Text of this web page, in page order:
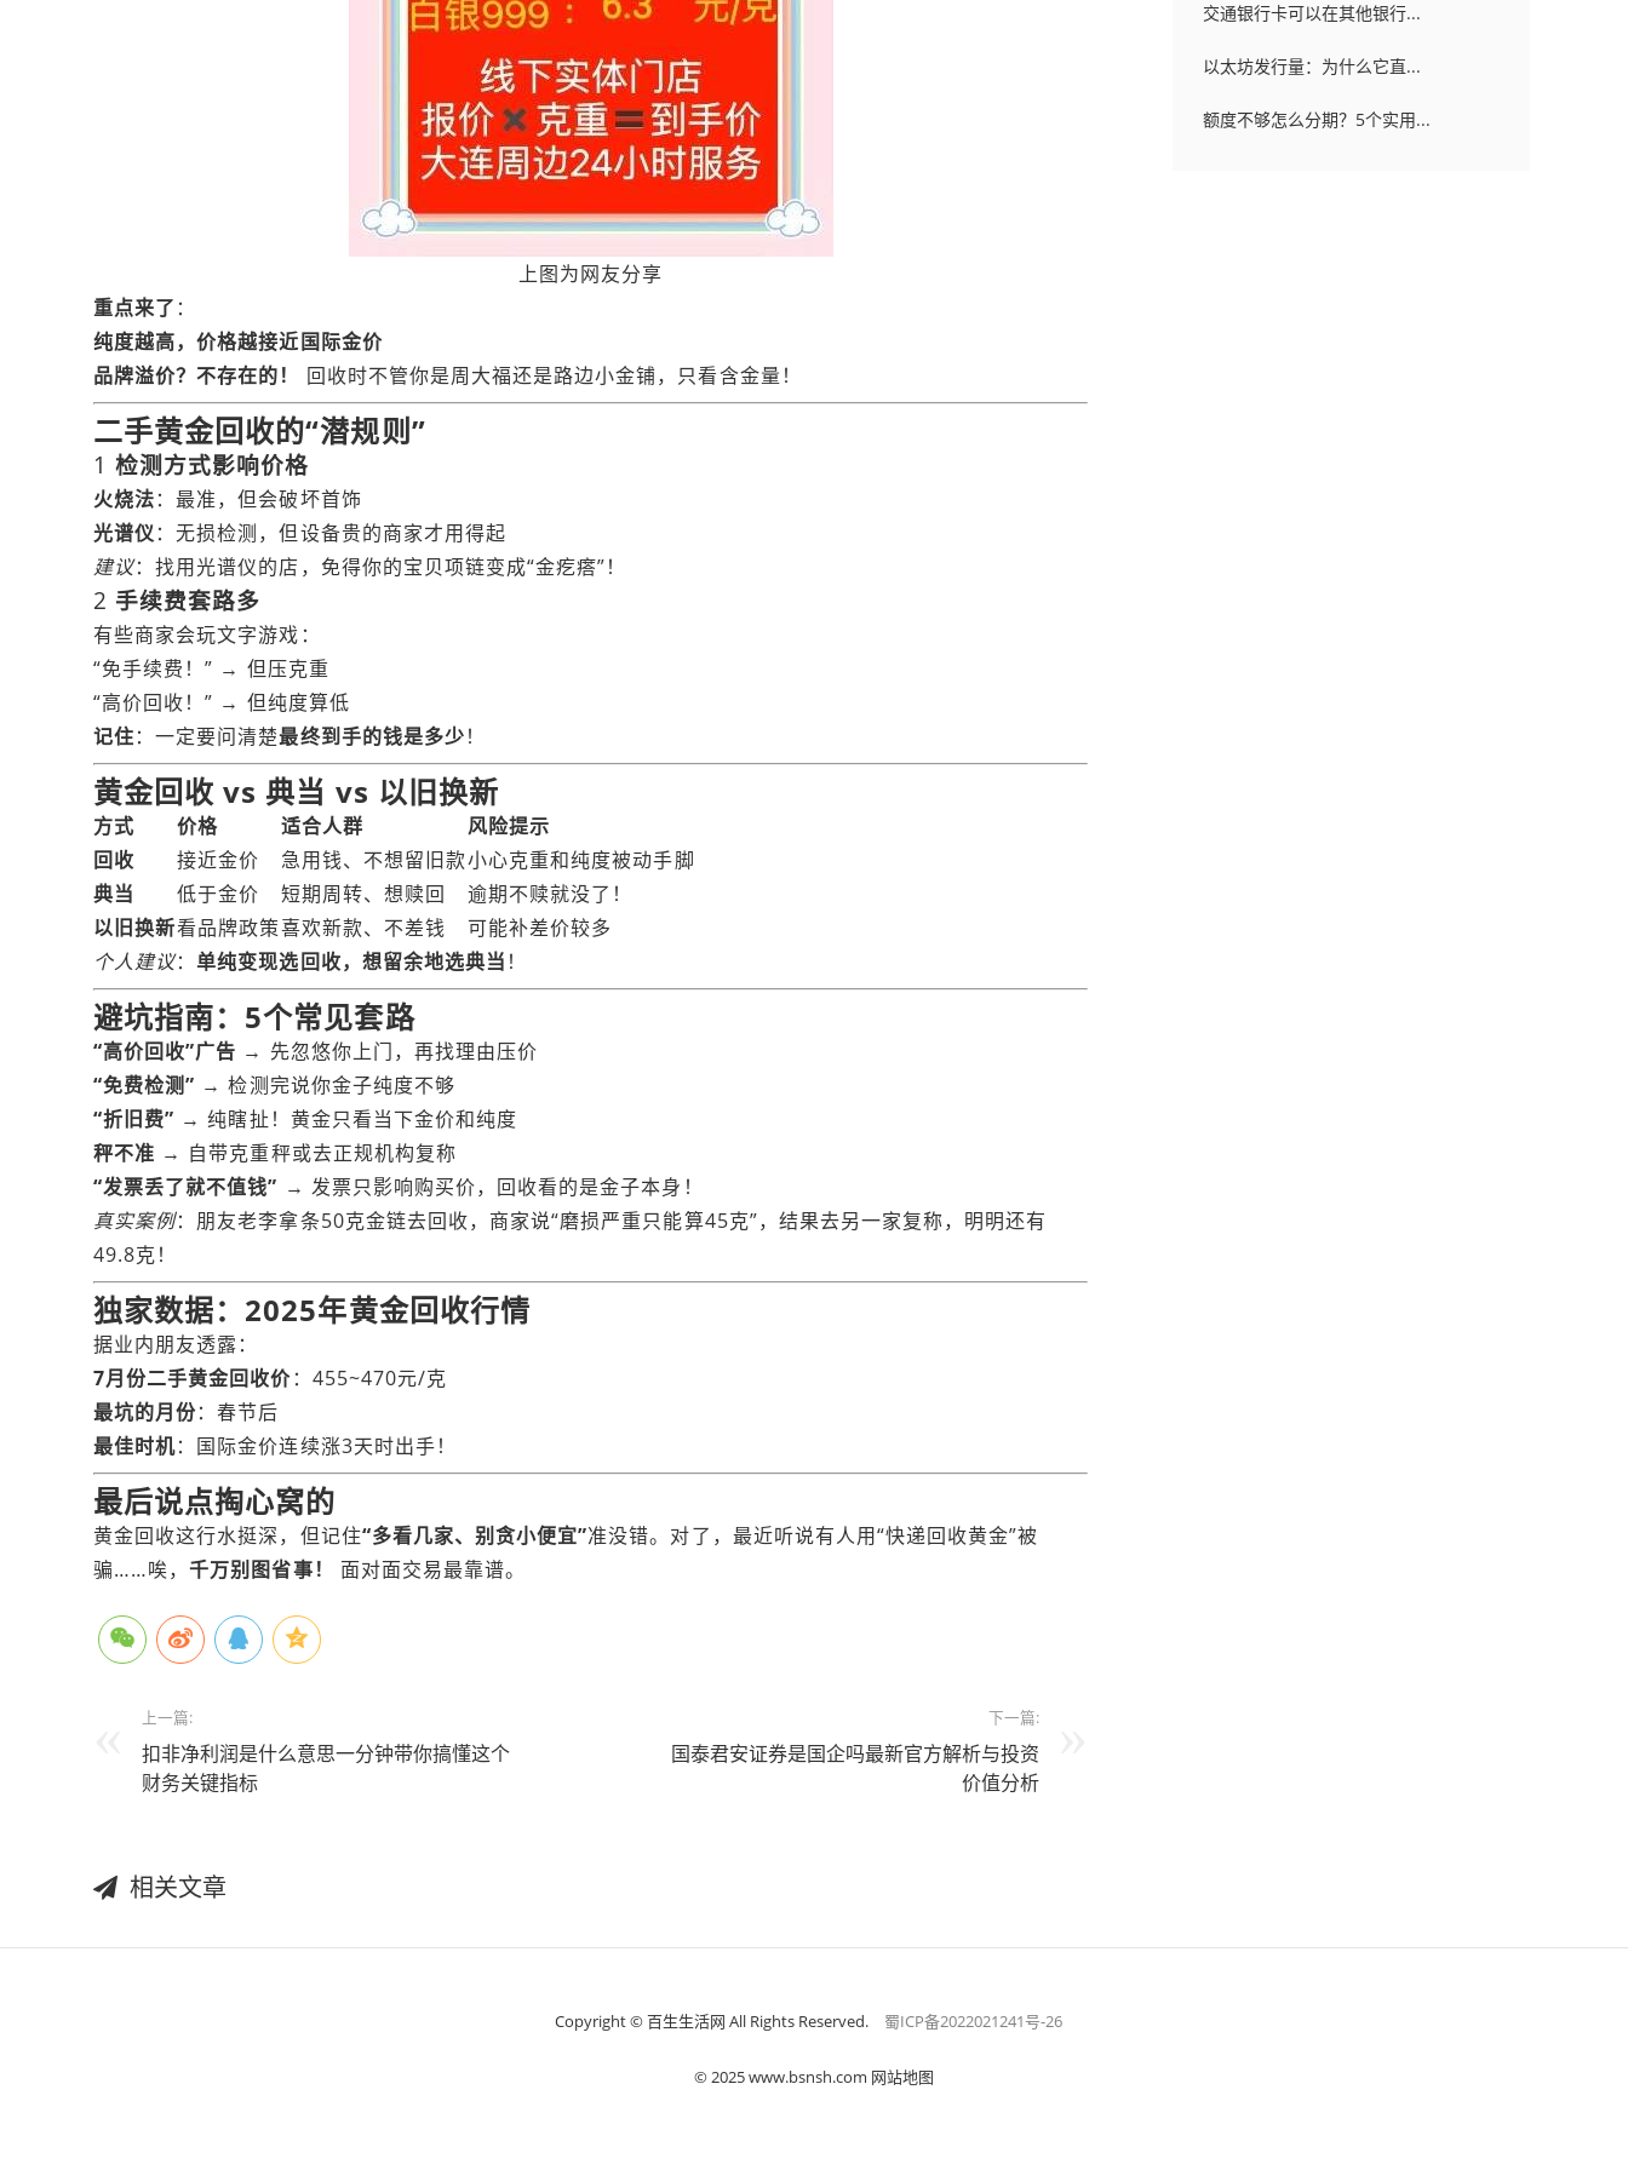
上图为网友分享
重点来了 ：
纯度越高，价格越接近国际金价
品牌溢价？不存在的！
回收时不管你是周大福还是路边小金铺，只看含金量！
二手黄金回收的“潜规则”
1检测方式影响价格
火烧法：最准，但会破坏首饰
光谱仪：无损检测，但设备贵的商家才用得起
建议：找用光谱仪的店，免得你的宝贝项链变成“金疙瘩”！
2 手续费套路多
有些商家会玩文字游戏：
“免手续费！” → 但压克重
“高价回收！” → 但纯度算低
记住：一定要问清楚最终到手的钱是多少！
黄金回收 vs 典当 vs 以旧换新
方式 价格 适合人群
风险提示
回收
接近金价 急用钱、不想留旧款小心克重和纯度被动手脚
典当
低于金价 短期周转、想赎回
逾期不赎就没了！
以旧换新看品牌政策喜欢新款、不差钱
可能补差价较多
个人建议：单纯变现选回收，想留余地选典当 ！
避坑指南：5个常见套路
“高价回收”广告 → 先忽悠你上门，再找理由压价
“免费检测” → 检测完说你金子纯度不够
“折旧费” → 纯瞎扯！黄金只看当下金价和纯度
秤不准 → 自带克重秤或去正规机构复称
“发票丢了就不值钱” → 发票只影响购买价，回收看的是金子本身！
真实案例：朋友老李拿条50克金链去回收，商家说“磨损严重只能算45克”，结果去另一家复称，明明还有
49.8克！
独家数据：2025年黄金回收行情
据业内朋友透露：
7月份二手黄金回收价：455~470元/克
最坑的月份：春节后
最佳时机：国际金价连续涨3天时出手！
最后说点掏心窝的
黄金回收这行水挺深，但记住“多看几家、别贪小便宜”准没错。对了，最近听说有人用“快递回收黄金”被
骗……唉，千万别图省事！ 面对面交易最靠谱。
上一篇:
扣非净利润是什么意思一分钟带你搞懂这个
财务关键指标
下一篇:
国泰君安证券是国企吗最新官方解析与投资
价值分析
相关文章
交通银行卡可以在其他银行...
以太坊发行量：为什么它直...
额度不够怎么分期？5个实用...
Copyright © 百生生活网 All Rights Reserved. 蜀ICP备2022021241号-26
© 2025 www.bsnsh.com 网站地图